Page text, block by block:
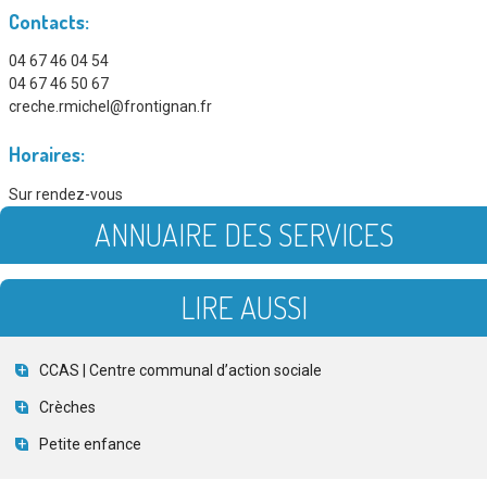
Contacts:
04 67 46 04 54
04 67 46 50 67
creche.rmichel@frontignan.fr
Horaires:
Sur rendez-vous
ANNUAIRE DES SERVICES
LIRE AUSSI
CCAS | Centre communal d’action sociale
Crèches
Petite enfance